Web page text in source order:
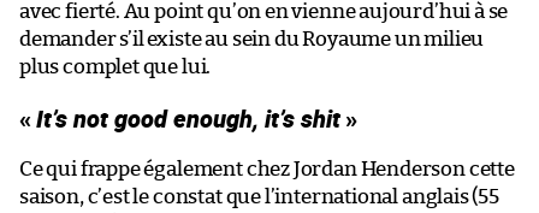
avec fierté. Au point qu’on en vienne aujourd’hui à se
demander s’il existe au sein du Royaume un milieu
plus complet que lui.
«It’s not good enough, it’s shit»
Ce qui frappe également chez Jordan Henderson cette
saison, c’est le constat que l’international anglais (55